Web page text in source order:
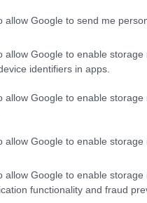
allow Google to send me
allow Google to enable
identifiers in apps.
allow Google to enable
allow Google to enable storage
allow Google to enable
functionality and fraud
reklámfilm
Nórinak rengeteg
varázsoljon.